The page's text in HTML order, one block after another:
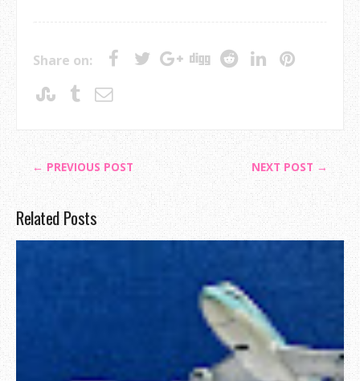
Share on:
← PREVIOUS POST NEXT POST →
Related Posts